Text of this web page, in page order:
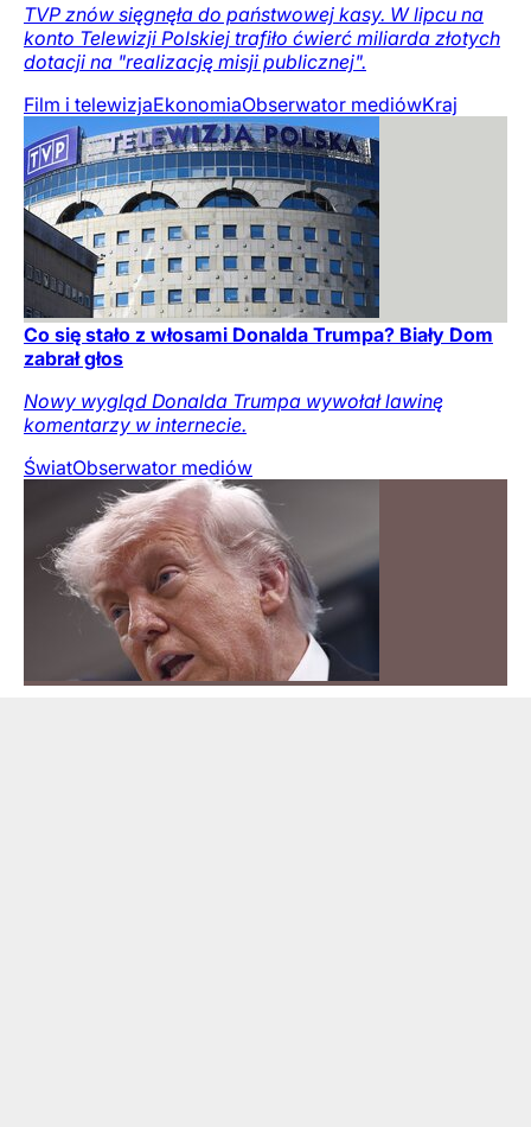
TVP znów sięgnęła do państwowej kasy. W lipcu na
konto Telewizji Polskiej trafiło ćwierć miliarda złotych
dotacji na "realizację misji publicznej".
Film i telewizjaEkonomiaObserwator mediówKraj
Co się stało z włosami Donalda Trumpa? Biały Dom
zabrał głos
Nowy wygląd Donalda Trumpa wywołał lawinę
komentarzy w internecie.
ŚwiatObserwator mediów